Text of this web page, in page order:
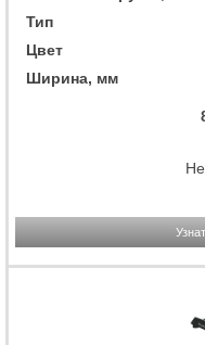
Тип
Цвет
Ширина, мм